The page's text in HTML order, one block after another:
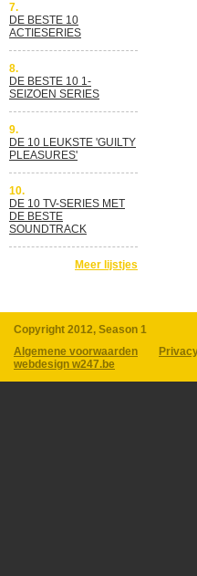
7.
DE BESTE 10
ACTIESERIES
8.
DE BESTE 10 1-
SEIZOEN SERIES
9.
DE 10 LEUKSTE 'GUILTY
PLEASURES'
10.
DE 10 TV-SERIES MET
DE BESTE
SOUNDTRACK
Meer lijstjes
Copyright 2012, Season 1
Algemene voorwaarden
webdesign w247.be